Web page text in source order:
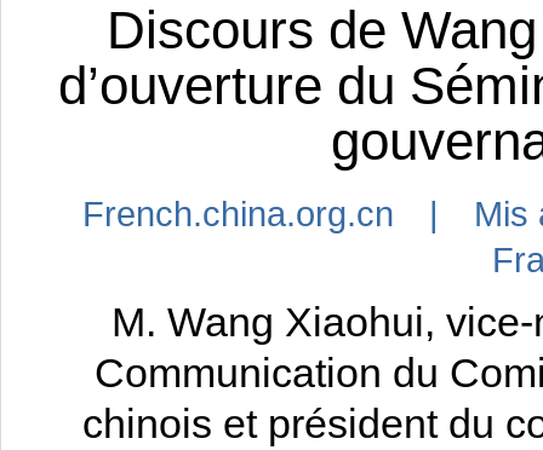
​Discours de
d’ouverture du
French.china.org.cn |
M. Wang Xiaohui,
Communication du
chinois et président du